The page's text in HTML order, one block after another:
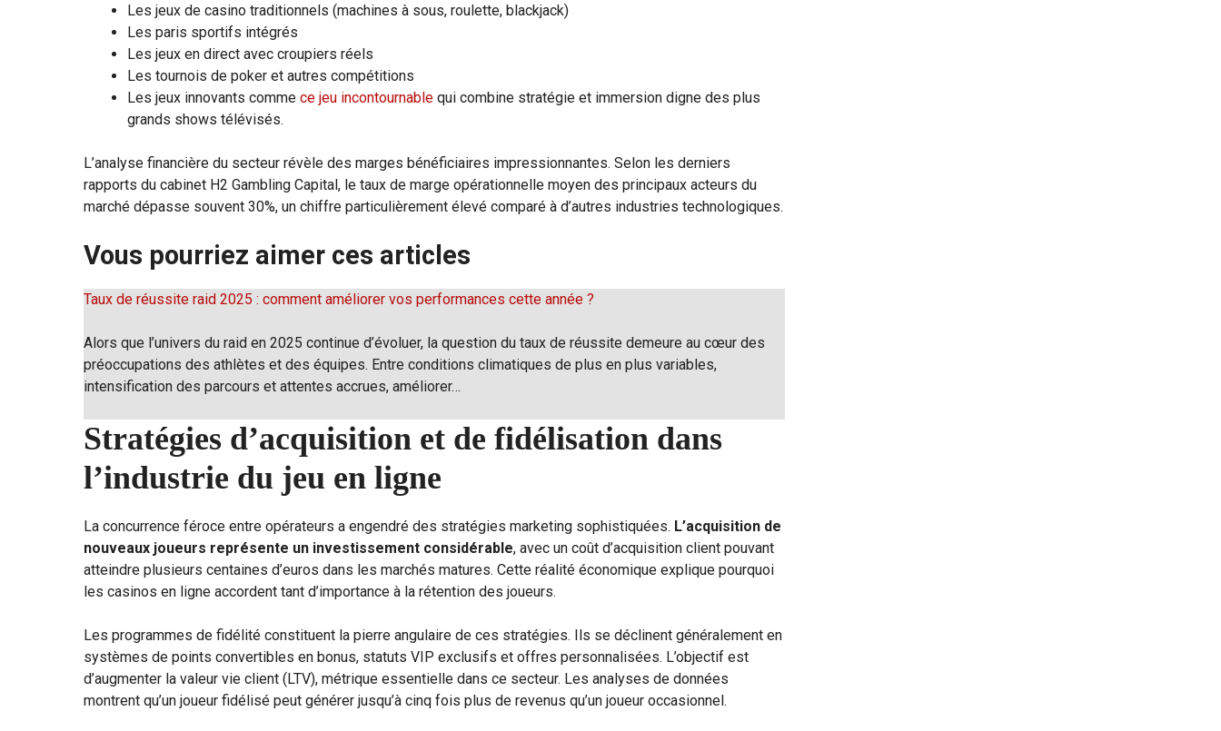
Les jeux de casino traditionnels (machines à sous, roulette, blackjack)
Les paris sportifs intégrés
Les jeux en direct avec croupiers réels
Les tournois de poker et autres compétitions
Les jeux innovants comme ce jeu incontournable qui combine stratégie et immersion digne des plus
grands shows télévisés.
L’analyse financière du secteur révèle des marges bénéficiaires impressionnantes. Selon les derniers
rapports du cabinet H2 Gambling Capital, le taux de marge opérationnelle moyen des principaux acteurs du
marché dépasse souvent 30%, un chiffre particulièrement élevé comparé à d’autres industries technologiques.
Vous pourriez aimer ces articles
Taux de réussite raid 2025 : comment améliorer vos performances cette année ?
Alors que l’univers du raid en 2025 continue d’évoluer, la question du taux de réussite demeure au cœur des
préoccupations des athlètes et des équipes. Entre conditions climatiques de plus en plus variables,
intensification des parcours et attentes accrues, améliorer…
Stratégies d’acquisition et de fidélisation dans
l’industrie du jeu en ligne
La concurrence féroce entre opérateurs a engendré des stratégies marketing sophistiquées. L’acquisition de
nouveaux joueurs représente un investissement considérable, avec un coût d’acquisition client pouvant
atteindre plusieurs centaines d’euros dans les marchés matures. Cette réalité économique explique pourquoi
les casinos en ligne accordent tant d’importance à la rétention des joueurs.
Les programmes de fidélité constituent la pierre angulaire de ces stratégies. Ils se déclinent généralement en
systèmes de points convertibles en bonus, statuts VIP exclusifs et offres personnalisées. L’objectif est
d’augmenter la valeur vie client (LTV), métrique essentielle dans ce secteur. Les analyses de données
montrent qu’un joueur fidélisé peut générer jusqu’à cinq fois plus de revenus qu’un joueur occasionnel.